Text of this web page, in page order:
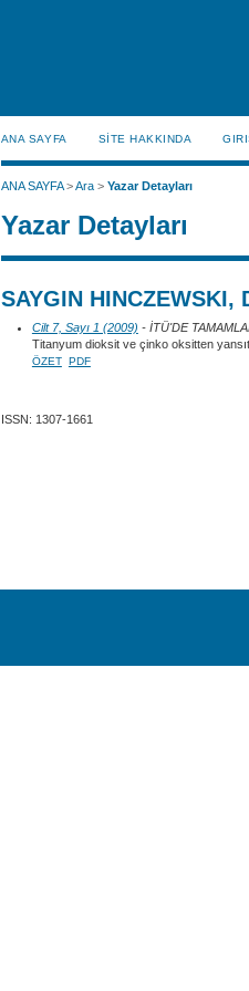
ANA SAYFA SİTE HAKKINDA
ANA SAYFA>Ara> Yazar Detayları
Yazar Detayları
SAYGIN HINCZEWSKI,
Cilt 7, Sayı 1 (2009) - İTÜ'DE
Titanyum dioksit ve çinko oksitten
ÖZET PDF
ISSN: 1307-1661